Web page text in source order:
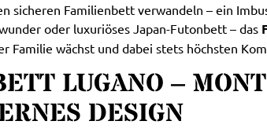
sicheren Familienbett verwandeln – ein
oder luxuriöses Japan-Futonbett – das
Familie wächst und dabei stets höchsten
LUGANO –
DESIGN